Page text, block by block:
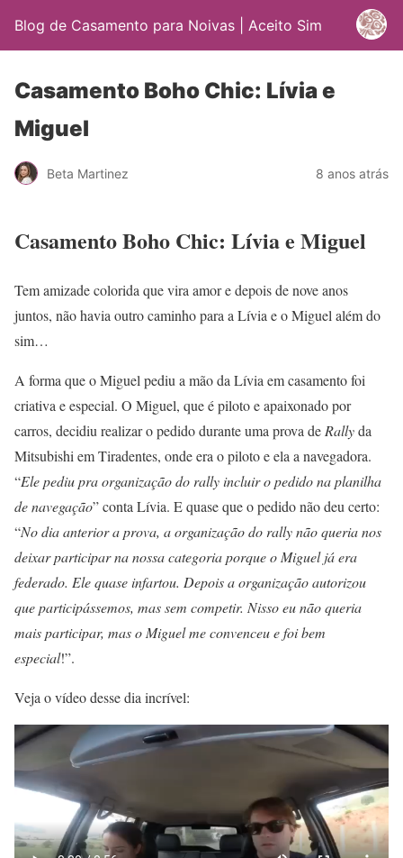
Blog de Casamento para Noivas | Aceito Sim
Casamento Boho Chic: Lívia e
Miguel
Beta Martinez 8 anos atrás
Casamento Boho Chic: Lívia e Miguel
Tem amizade colorida que vira amor e depois de nove anos
juntos, não havia outro caminho para a Lívia e o Miguel além do
sim…
A forma que o Miguel pediu a mão da Lívia em casamento foi
criativa e especial. O Miguel, que é piloto e apaixonado por
carros, decidiu realizar o pedido durante uma prova de Rallyda
Mitsubishi em Tiradentes, onde era o piloto e ela a navegadora.
“Ele pediu pra organização do rally incluir o pedido na planilha
de navegação” conta Lívia. E quase que o pedido não deu certo:
“No dia anterior a prova, a organização do rally não queria nos
deixar participar na nossa categoria porque o Miguel já era
federado. Ele quase infartou. Depois a organização autorizou
que participássemos, mas sem competir. Nisso eu não queria
mais participar, mas o Miguel me convenceu e foi bem
especial!”.
Veja o vídeo desse dia incrível: